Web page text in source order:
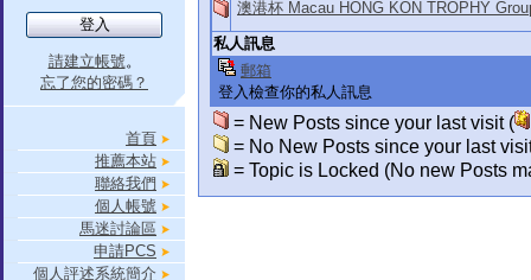
請建立帳號。
忘了您的密碼？
首頁
推薦本站
聯絡我們
個人帳號
馬迷討論區
申請PCS
個人評述系統簡介
澳港杯 Macau HONG KON TROPHY
私人訊息
郵箱
登入檢查你的私人訊息
= New Posts since your last visit (
= No New Posts since your last
= Topic is Locked (No new Posts